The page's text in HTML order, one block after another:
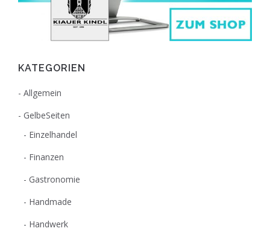
KATEGORIEN
Allgemein
GelbeSeiten
Einzelhandel
Finanzen
Gastronomie
Handmade
Handwerk